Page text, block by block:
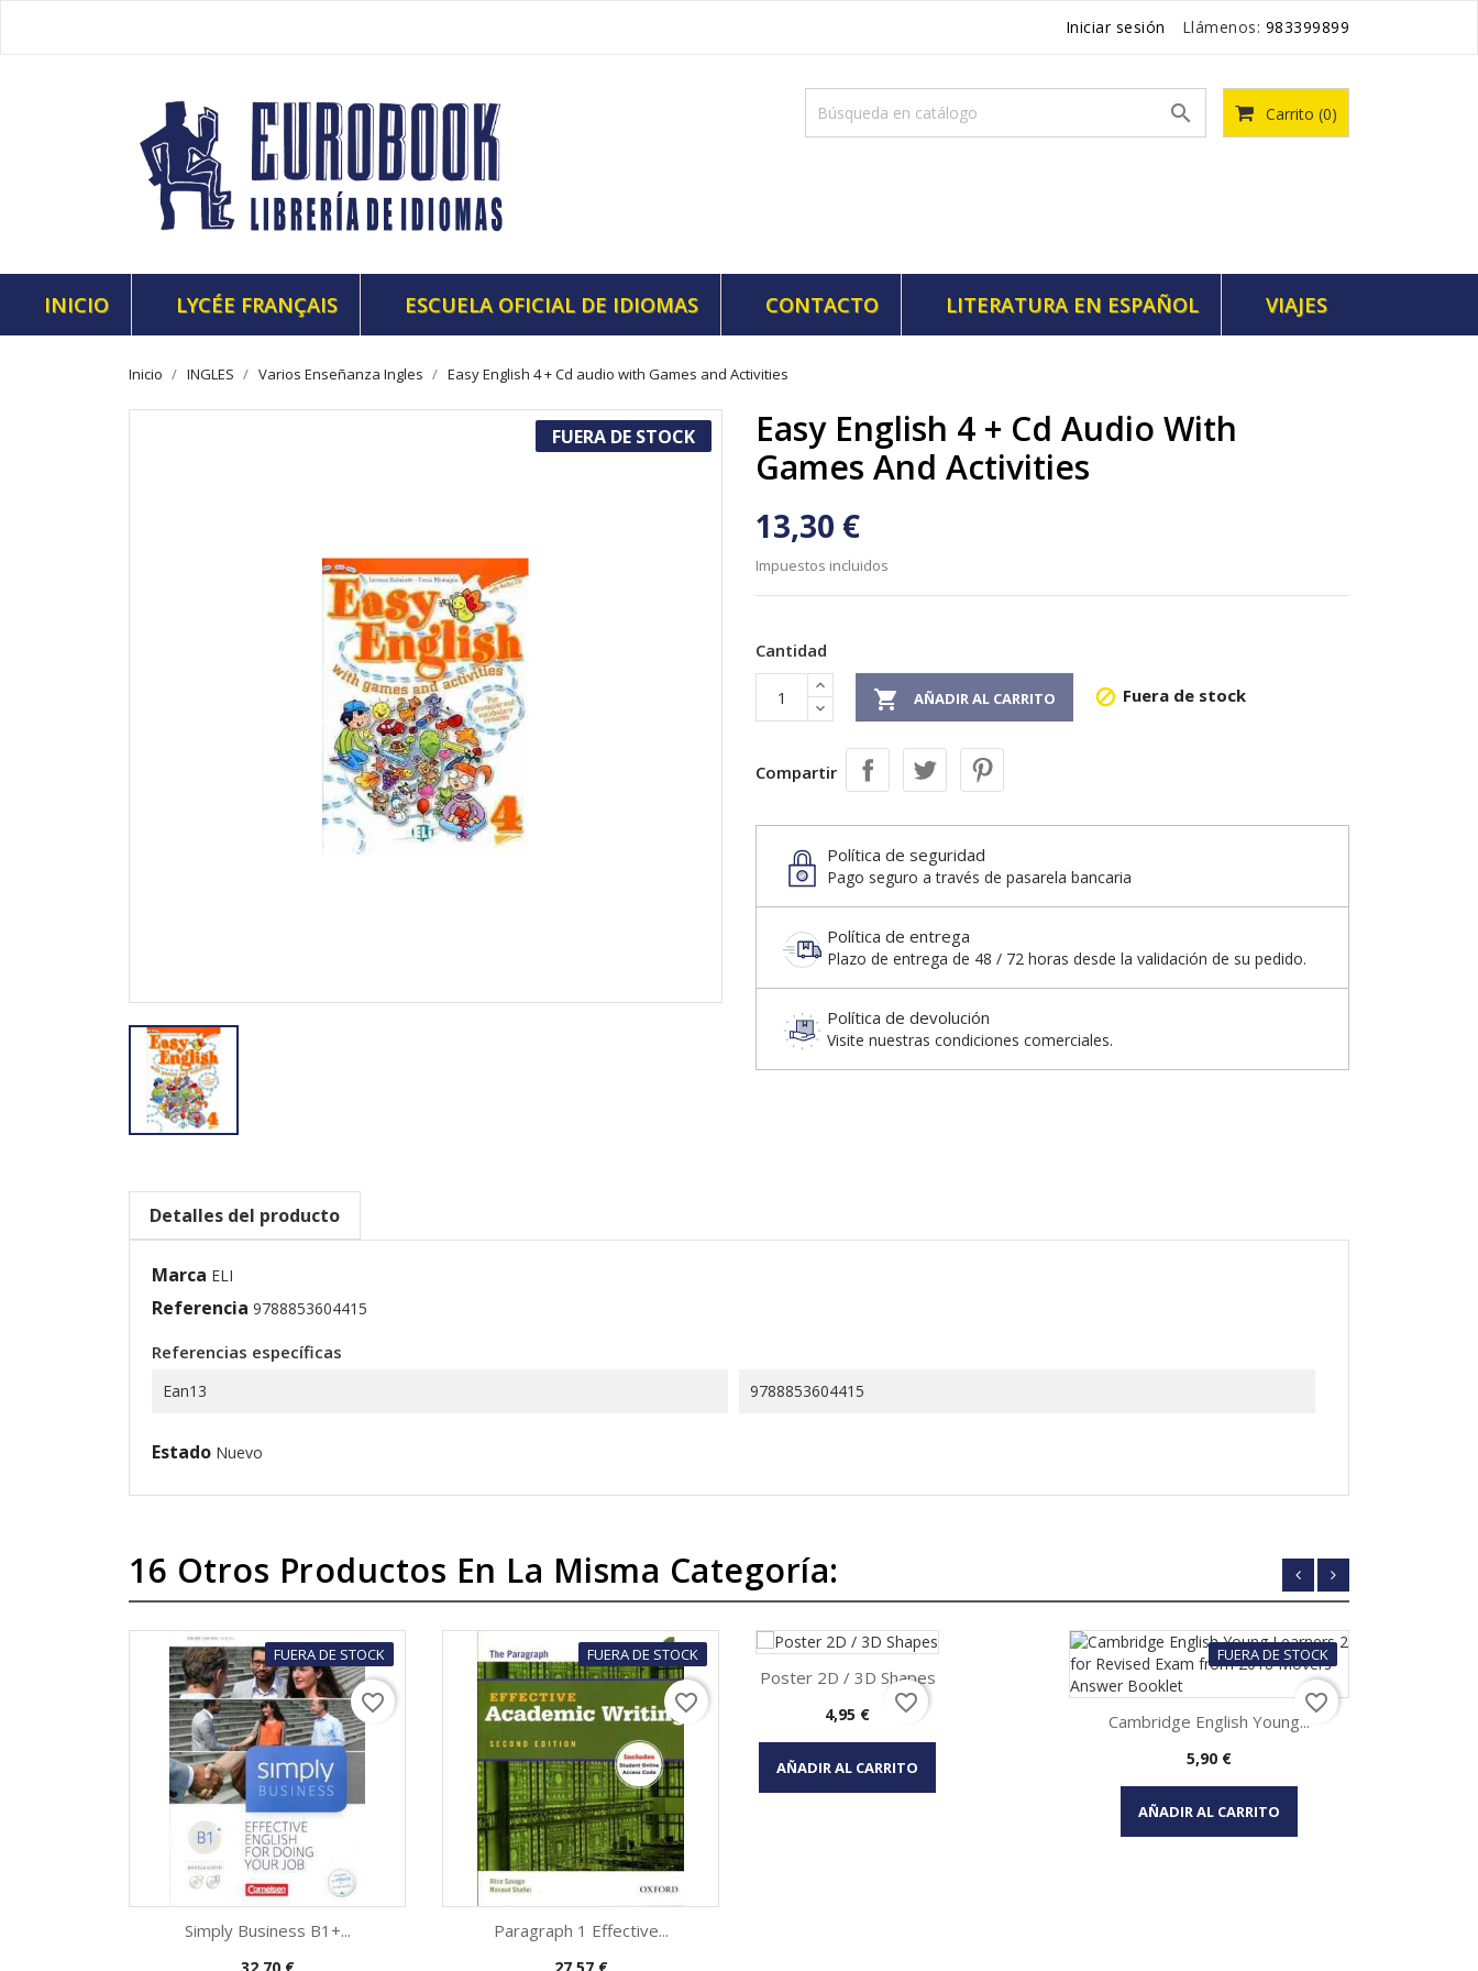
Iniciar sesión Llámenos: 983399899
Carrito (0)

INICIO LYCÉE FRANÇAIS ESCUELA OFICIAL DE IDIOMAS CONTACTO LITERATURA EN ESPAÑOL VIAJES
Inicio INGLES Varios Enseñanza Ingles Easy English 4 + Cd audio with Games and Activities
FUERA DE STOCK
Easy English 4 + Cd Audio With
Games And Activities
13,30 €
Impuestos incluidos
Cantidad
 AÑADIR AL CARRITO  Fuera de stock
Compartir
Política de seguridad
Pago seguro a través de pasarela bancaria
Política de entrega
Plazo de entrega de 48 / 72 horas desde la validación de su pedido.
Política de devolución
Visite nuestras condiciones comerciales.
Detalles del producto
Marca ELI
Referencia 9788853604415
Referencias específicas
Ean13 9788853604415
Estado Nuevo
16 Otros Productos En La Misma Categoría:
FUERA DE STOCK
Simply Business B1+...
Precio
favorite_border
FUERA DE STOCK
Paragraph 1 Effective...
Precio
favorite_border
Vista rápida
Poster 2D / 3D Shapes
Precio
4,95 €
AÑADIR AL CARRITO
favorite_border
FUERA DE STOCK
Vista rápida
Cambridge English Young...
Precio
5,90 €
AÑADIR AL CARRITO
favorite_border